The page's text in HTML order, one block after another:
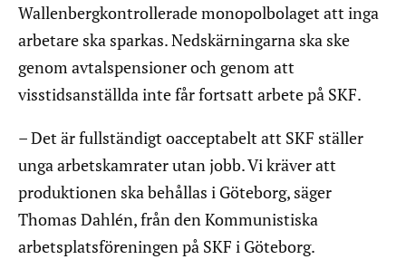
Wallenbergkontrollerade monopolbolaget att inga
arbetare ska sparkas. Nedskärningarna ska ske
genom avtalspensioner och genom att
visstidsanställda inte får fortsatt arbete på SKF.
– Det är fullständigt oacceptabelt att SKF ställer
unga arbetskamrater utan jobb. Vi kräver att
produktionen ska behållas i Göteborg, säger
Thomas Dahlén, från den Kommunistiska
arbetsplatsföreningen på SKF i Göteborg.